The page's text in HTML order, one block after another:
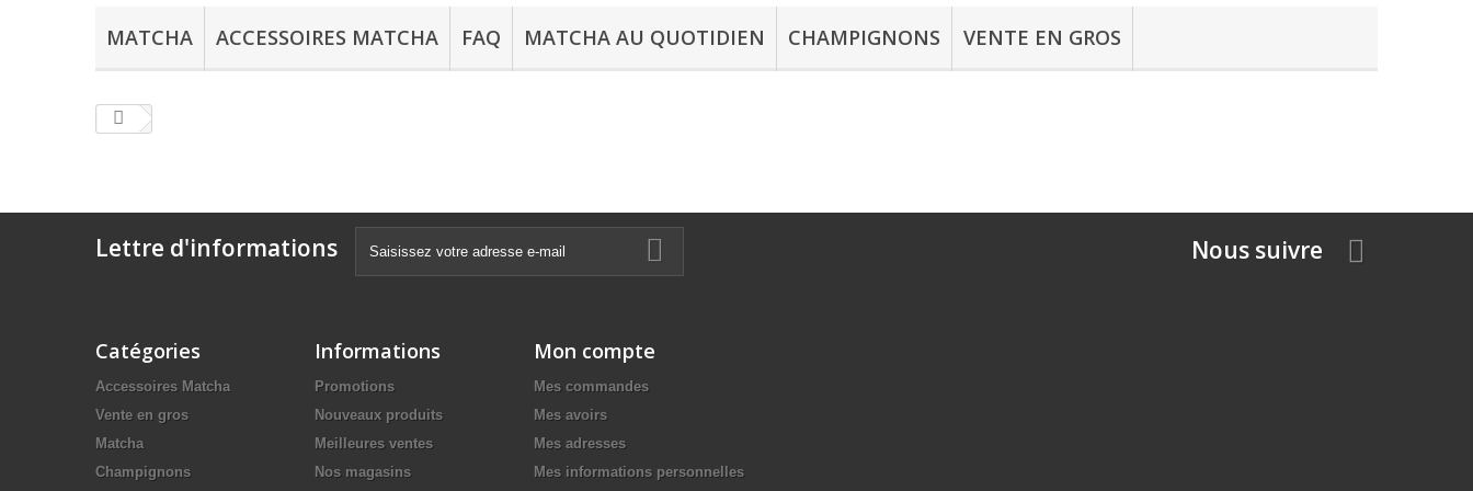
MATCHA ACCESSOIRES MATCHA FAQ MATCHA AU QUOTIDIEN CHAMPIGNONS VENTE EN GROS
Lettre d'informations Nous suivre
Catégories
Accessoires Matcha
Vente en gros
Matcha
Champignons
Informations
Promotions
Nouveaux produits
Meilleures ventes
Nos magasins
Mon compte
Mes commandes
Mes avoirs
Mes adresses
Mes informations personnelles